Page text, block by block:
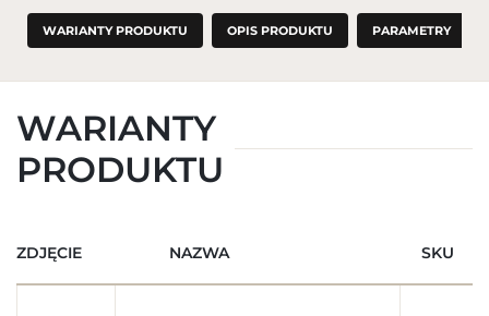
WARIANTY PRODUKTU OPIS PRODUKTU PARAMETRY
WARIANTY
PRODUKTU
ZDJĘCIE NAZWA SKU